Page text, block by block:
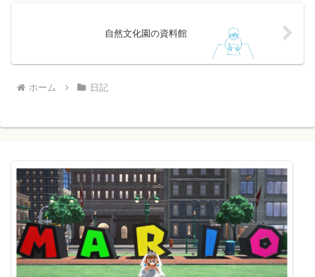
自然文化園の資料館
ホーム 日記